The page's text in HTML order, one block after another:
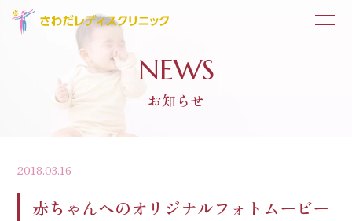
NEWS
お知らせ
2018.03.16
赤ちゃんへのオリジナルフォトムービー